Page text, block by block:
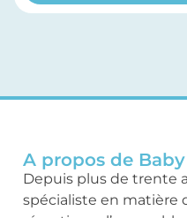
A propos de
Depuis plus de trente
spécialiste en matière